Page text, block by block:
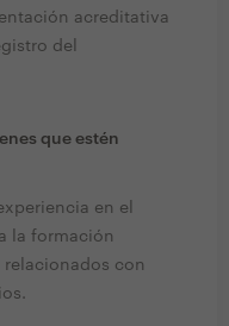
acreditativa
del
que estén
en el
la formación
con